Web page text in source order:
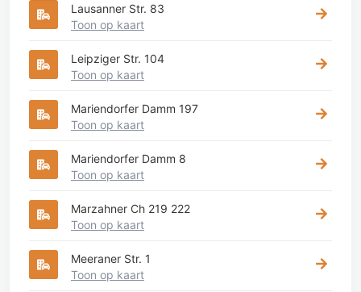
Lausanner Str. 83
Toon op kaart
Leipziger Str. 104
Toon op kaart
Mariendorfer Damm 197
Toon op kaart
Mariendorfer Damm 8
Toon op kaart
Marzahner Ch 219 222
Toon op kaart
Meeraner Str. 1
Toon op kaart